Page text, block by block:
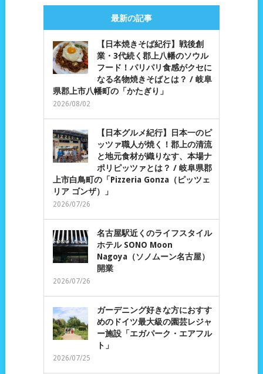
最新の記事
【日本焼きそば紀行】戦後創
業・3代続く郡上八幡のソウル
フード！パリパリ食感がクセに
なる名物焼きそばとは？ / 岐阜
県郡上市八幡町の「かたぎり」
2026/08/02
【日本グルメ紀行】日本一のピ
ッツァ職人が焼く！郡上の清流
と地元食材が織りなす、本場ナ
ポリピッツァとは？ / 岐阜県郡
上市白鳥町の「Pizzeria Gonza（ピッツェ
リア ゴンザ）」
2026/07/26
名古屋駅近くのライフスタイル
ホテル SONO Moon
Nagoya（ソノムーン名古屋）
開業
2026/07/26
ガーデニング好きな方におすす
めのドイツ最大級の園芸レジャ
ー施設「エガパーク・エアフル
ト」
2026/07/25